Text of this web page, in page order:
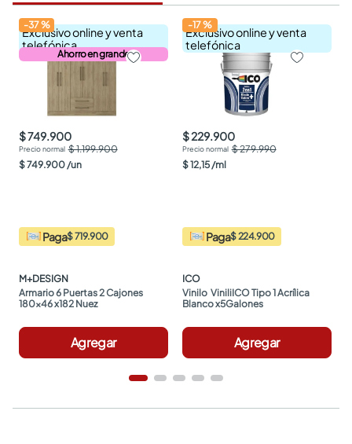
Exclusivo online y venta
telefónica
Ahorro en grande
-37%
$ 749.900
$ 1.199.900
$749.900 /un
Paga$ 719.900
M+DESIGN
Armario 6 Puertas 2 Cajones
180x46 x182 Nuez
Agregar
Exclusivo online y venta
telefónica
-17%
$ 229.900
$ 279.990
$12,15 /ml
Paga$ 224.900
ICO
Vinilo  ViniliICO Tipo 1 Acrílica
Blanco x5Galones
Agregar